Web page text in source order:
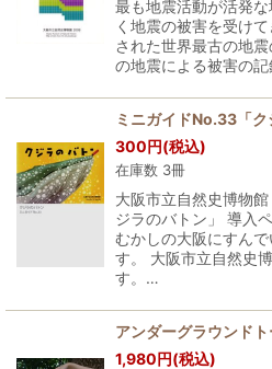
最も地震活動が活発
く地震の被害を受け
された世界最古の地
の地震による被害の
ミニガイドNo.33「ク
300円(税込)
在庫数 3冊
大阪市立自然史博物
ジラのバトン」 導入
むかしの大阪にすん
す。 大阪市立自然史
す。…
アンダーグラウンド
1,980円(税込)